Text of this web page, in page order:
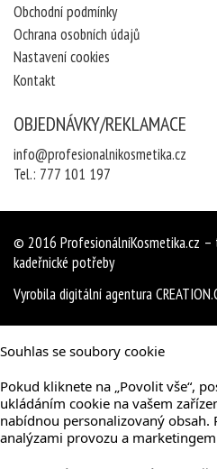
Obchodní podmínky
Ochrana osobních údajů
Nastavení cookies
Kontakt
OBJEDNÁVKY/REKLAMACE
info@profesionalnikosmetika.cz
Tel.: 777 101 197
© 2016 ProfesionálníKosmetika.cz –
kadeřnické potřeby
Vyrobiladigitální agentura
Souhlas se soubory cookie
Pokud kliknete na „Povolit vše“,
ukládáním cookie na vašem
nabídnou personalizovaný obsah.
analýzami provozu a